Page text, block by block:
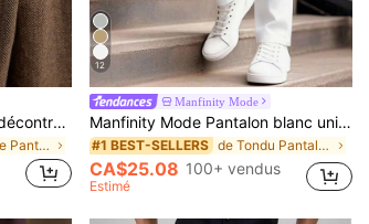
Business Casual Pantalon décontracté AKNOTIC pour hommes à motif chevrons avec poches obliques, convient pour les fêtes de Noël, les trajets, les affaires, cadeau pour petit ami, choix pour les vacances, cadeaux pour la fête des pères
de Viscose Pantalon de costume pour homme
12
Manfinity Mode
Manfinity Mode Pantalon blanc unicolore avec poches, décontracté et formel, pour hommes, style business, pour cérémonie
#1 BEST-SELLERS de Tondu Pantalon de costume pour homme
CA$25.08 100+ vendus
Estimé